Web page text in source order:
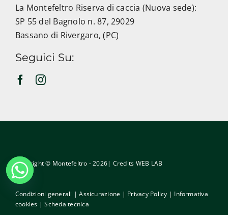
La Montefeltro Riserva di caccia (Nuova sede):
SP 55 del Bagnolo n. 87, 29029
Bassano di Rivergaro, (PC)
Seguici Su:
Copyright © Montefeltro - 2026| Credits WEB LAB
Condizioni generali |Assicurazione | Privacy Policy | Informativa
cookies |Scheda tecnica